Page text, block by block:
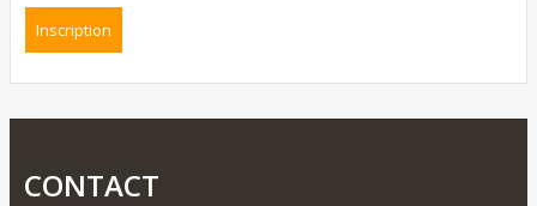
Inscription
CONTACT